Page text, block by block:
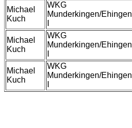
Michael
Kuch
WKG
Munderkingen/Ehingen
Michael
Kuch
WKG
Munderkingen/Ehingen
Michael
Kuch
WKG
Munderkingen/Ehingen